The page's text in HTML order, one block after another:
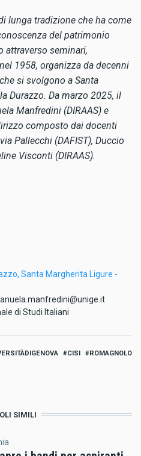
lunga tradizione che ha come
del patrimonio
attraverso seminari,
1958, organizza da decenni
si svolgono a Santa
Durazzo. Da marzo 2025, il
Manfredini (DIRAAS) e
composto dai docenti
Pallecchi (DAFIST), Duccio
Visconti (DIRAAS).
Santa Margherita Ligure -
di Studi Italiani
CISI ROMAGNOLO
SIMILI